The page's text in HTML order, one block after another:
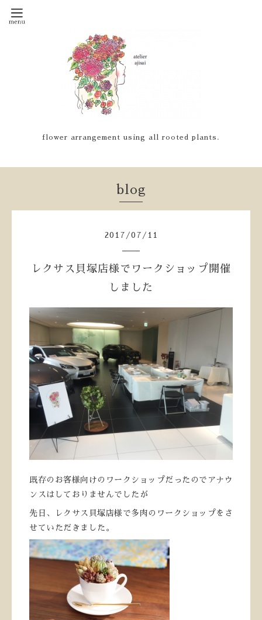
flower arrangement using all rooted plants.
blog
2017 /07 / 11
レクサス貝塚店様でワークショップ開催
しました
既存のお客様向けのワークショップだったのでアナウ
ンスはしておりませんでしたが
先日、レクサス貝塚店様で多肉のワークショップをさ
せていただきました。